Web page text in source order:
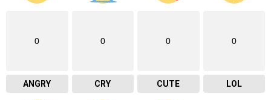
0
ANGRY
0
CRY
0
CUTE
0
LOL